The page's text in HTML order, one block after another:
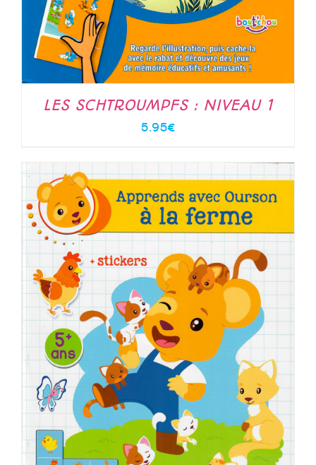
LES SCHTROUMPFS : NIVEAU 1
5.95€